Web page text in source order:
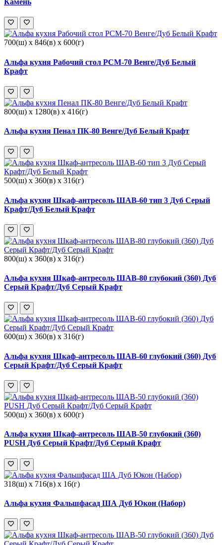
Камень
700(ш) x 846(в) x 600(г)
Альфа кухня Рабочий стол РСМ-70 Венге/Дуб Белый
Крафт
800(ш) x 1280(в) x 416(г)
Альфа кухня Пенал ПК-80 Венге/Дуб Белый Крафт
500(ш) x 360(в) x 316(г)
Альфа кухня Шкаф-антресоль ШАВ-60 тип 3 Дуб Серый
Крафт/Дуб Белый Крафт
800(ш) x 360(в) x 316(г)
Альфа кухня Шкаф-антресоль ШАВ-80 глубокий (360) Дуб
Серый Крафт/Дуб Серый Крафт
600(ш) x 360(в) x 316(г)
Альфа кухня Шкаф-антресоль ШАВ-60 глубокий (360) Дуб
Серый Крафт/Дуб Серый Крафт
500(ш) x 360(в) x 600(г)
Альфа кухня Шкаф-антресоль ШАВ-50 глубокий (360)
PUSH Дуб Серый Крафт/Дуб Серый Крафт
318(ш) x 716(в) x 16(г)
Альфа кухня Фальшфасад ША Дуб Юкон (Набор)